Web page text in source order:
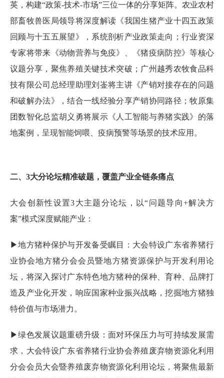
英，构建“政策-技术-市场”三位一体的分享矩阵。农业农村
部畜牧兽医局领导将深度解读《我国生猪产业十四五政策
回顾与十五五展望》，系统剖析产业政策走向；行业资深
专家将带来《动物营养与免疫》、《猪疫病防控》等核心
议题分享，聚焦养殖关键技术突破；广州越秀农牧食品科
技有限公司总经理助理刘崟将主讲《产销对接存在的问题
和破解办法》，结合一线经验分享产销协同路径；牧原集
团数智化总监胡义勇将展示《人工智能与养猪实践》的落
地案例，呈现智能饲喂、疫病预警等场景的技术应用。
二、3大分论坛精准破题，覆盖产业全链条痛点
大会创新性设置3大主题分论坛，以“问题导向+解决方
案”模式深度赋能产业：
▶地方猪种保护与开发备受瞩目：大会特设广东省养猪行
业协会地方猪分会会员暨地方猪资源保护与开发利用论
坛，将深入探讨广东特色地方猪种的保种、育种、品牌打
造及产业化开发，响应国家种业振兴战略，挖掘地方猪独
特价值与市场潜力。
▶绿色发展议题重磅升级：面对环保压力与可持续发展需
求，大会特设广东省养猪行业协会养殖废弃物资源化利用
分会会员大会暨养殖废弃物资源化利用论坛，将聚焦最新